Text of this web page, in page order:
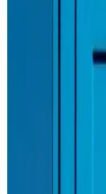
Canon
Ekonomik
Canon PIXMA
özellikler ve
Hangi
Uygun